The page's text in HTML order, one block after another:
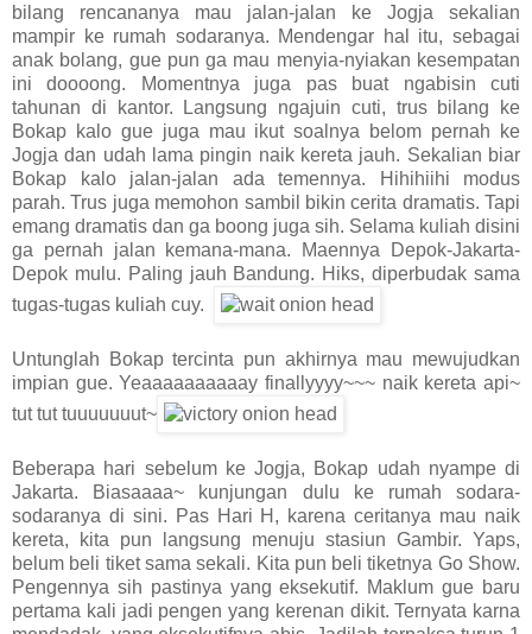
bilang rencananya mau jalan-jalan ke Jogja sekalian
mampir ke rumah sodaranya. Mendengar hal itu, sebagai
anak bolang, gue pun ga mau menyia-nyiakan kesempatan
ini doooong. Momentnya juga pas buat ngabisin cuti
tahunan di kantor. Langsung ngajuin cuti, trus bilang ke
Bokap kalo gue juga mau ikut soalnya belom pernah ke
Jogja dan udah lama pingin naik kereta jauh. Sekalian biar
Bokap kalo jalan-jalan ada temennya. Hihihiihi modus
parah. Trus juga memohon sambil bikin cerita dramatis. Tapi
emang dramatis dan ga boong juga sih. Selama kuliah disini
ga pernah jalan kemana-mana. Maennya Depok-Jakarta-
Depok mulu. Paling jauh Bandung. Hiks, diperbudak sama
tugas-tugas kuliah cuy.
Untunglah Bokap tercinta pun akhirnya mau mewujudkan
impian gue. Yeaaaaaaaaaay finallyyyy~~~ naik kereta api~
tut tut tuuuuuuut~
Beberapa hari sebelum ke Jogja, Bokap udah nyampe di
Jakarta. Biasaaaa~ kunjungan dulu ke rumah sodara-
sodaranya di sini. Pas Hari H, karena ceritanya mau naik
kereta, kita pun langsung menuju stasiun Gambir. Yaps,
belum beli tiket sama sekali. Kita pun beli tiketnya Go Show.
Pengennya sih pastinya yang eksekutif. Maklum gue baru
pertama kali jadi pengen yang kerenan dikit. Ternyata karna